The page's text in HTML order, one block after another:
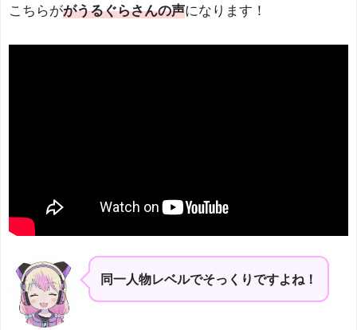
こちらががうるぐらさんの声になります！
同一人物レベルでそっくりですよね！